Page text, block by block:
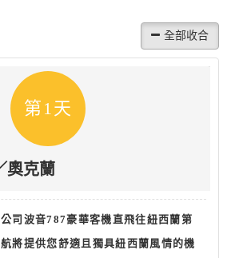
第1天
奧克蘭
司波音787豪華客機直飛往紐西蘭第
將提供您舒適且獨具紐西蘭風情的機